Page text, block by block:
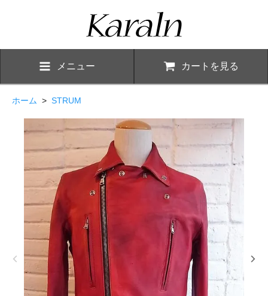
メニュー カートを見る
ホーム > STRUM